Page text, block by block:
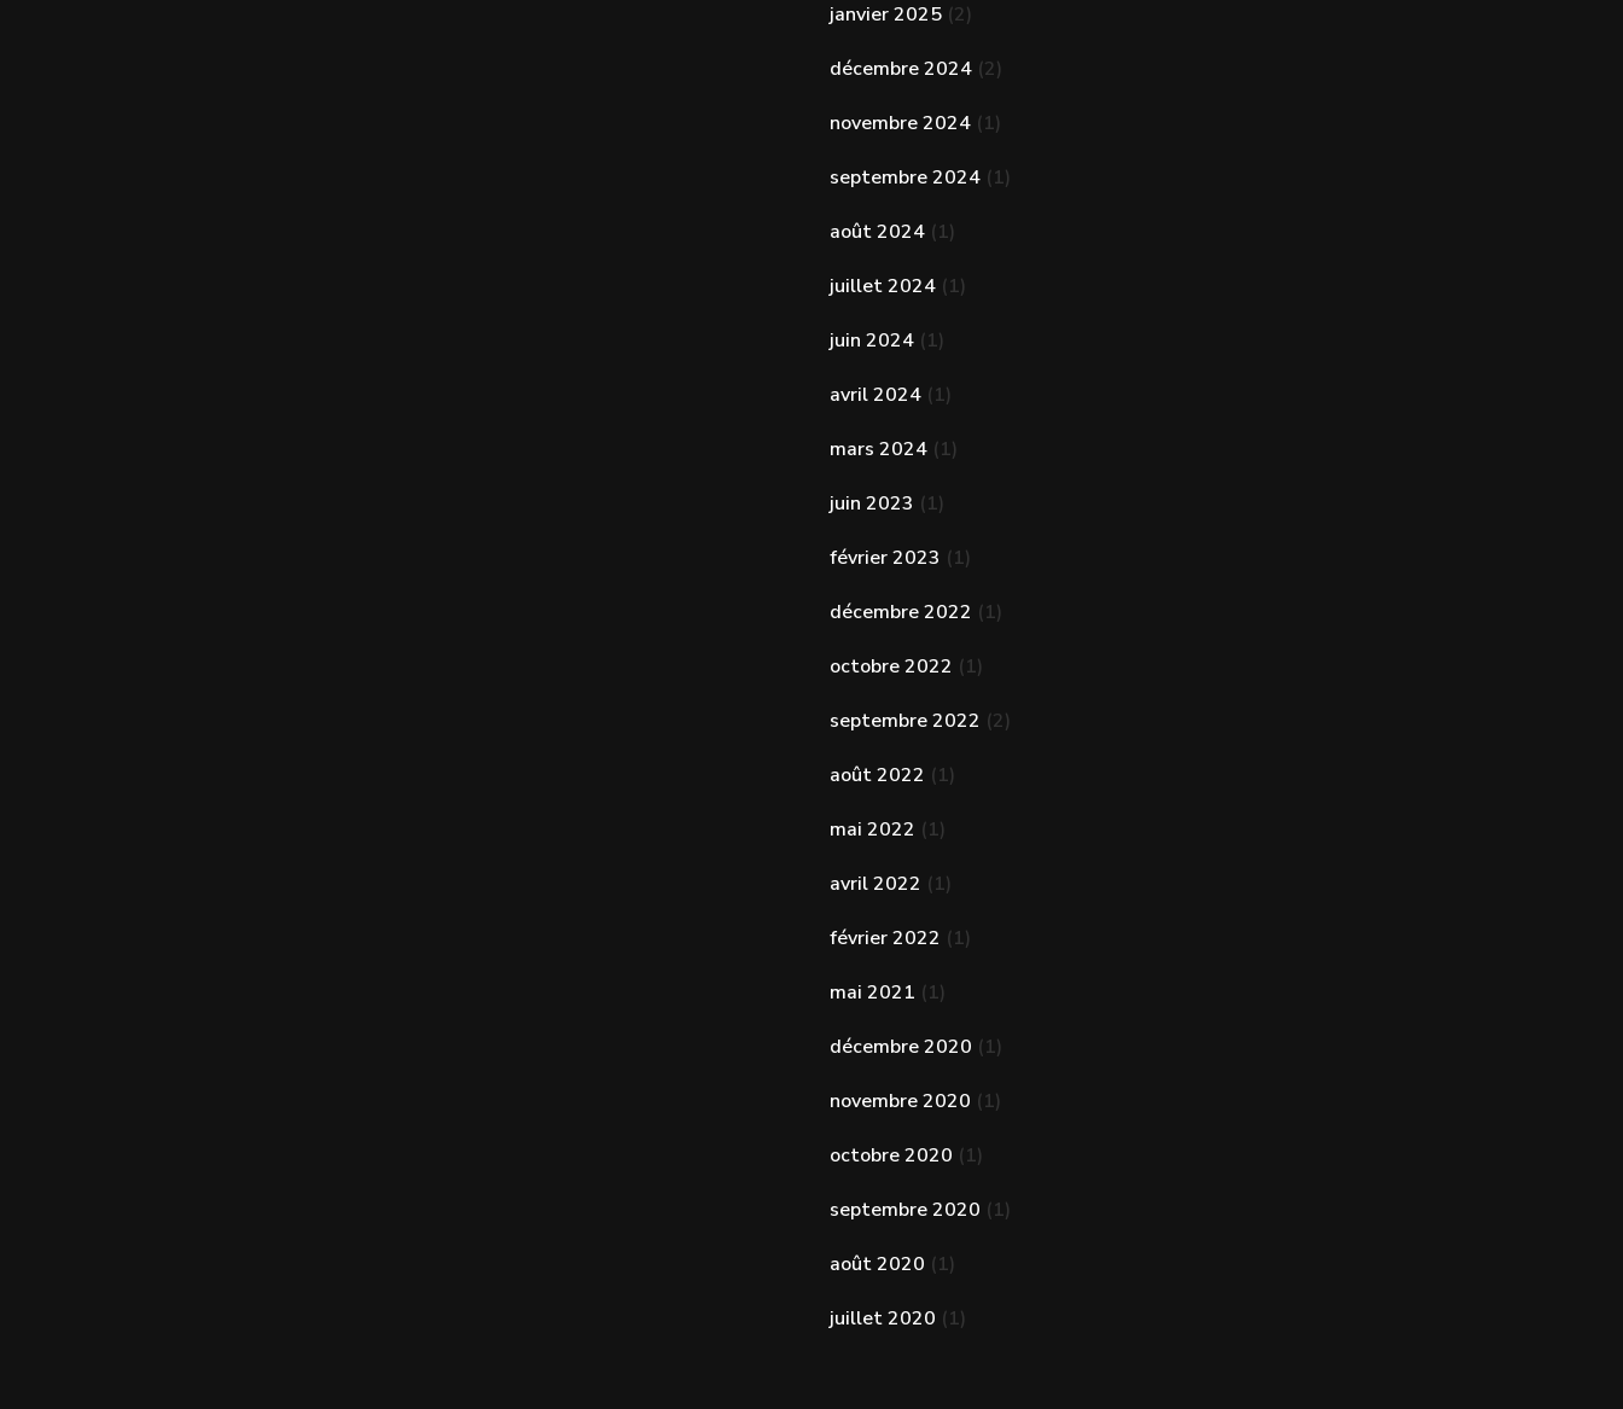
janvier 2025 (2)
décembre 2024 (2)
novembre 2024 (1)
septembre 2024 (1)
août 2024 (1)
juillet 2024 (1)
juin 2024 (1)
avril 2024 (1)
mars 2024 (1)
juin 2023 (1)
février 2023 (1)
décembre 2022 (1)
octobre 2022 (1)
septembre 2022 (2)
août 2022 (1)
mai 2022 (1)
avril 2022 (1)
février 2022 (1)
mai 2021 (1)
décembre 2020 (1)
novembre 2020 (1)
octobre 2020 (1)
septembre 2020 (1)
août 2020 (1)
juillet 2020 (1)